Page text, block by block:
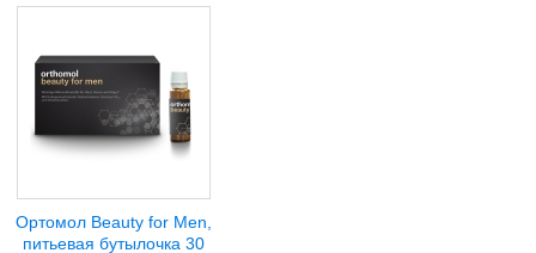
Ортомол Beauty for Men,
питьевая бутылочка 30